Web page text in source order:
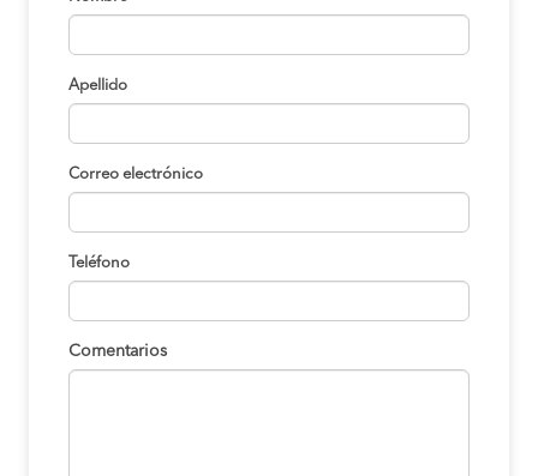
Apellido
Correo electrónico
Teléfono
Comentarios